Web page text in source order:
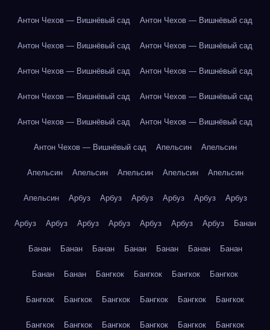
Антон Чехов — Вишнёвый сад Антон Чехов — Вишнёвый сад
Антон Чехов — Вишнёвый сад Антон Чехов — Вишнёвый сад
Антон Чехов — Вишнёвый сад Антон Чехов — Вишнёвый сад
Антон Чехов — Вишнёвый сад Антон Чехов — Вишнёвый сад
Антон Чехов — Вишнёвый сад Антон Чехов — Вишнёвый сад
Антон Чехов — Вишнёвый сад Апельсин Апельсин
Апельсин Апельсин Апельсин Апельсин Апельсин
Апельсин Арбуз Арбуз Арбуз Арбуз Арбуз Арбуз
Арбуз Арбуз Арбуз Арбуз Арбуз Арбуз Арбуз Банан
Банан Банан Банан Банан Банан Банан Банан
Банан Банан Бангкок Бангкок Бангкок Бангкок
Бангкок Бангкок Бангкок Бангкок Бангкок Бангкок
Бангкок Бангкок Бангкок Бангкок Бангкок Бангкок